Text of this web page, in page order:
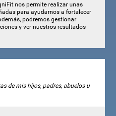
nos permite realizar unas
para ayudarnos a fortalecer
podremos gestionar
y ver nuestros resultados
de mis hijos, padres, abuelos u